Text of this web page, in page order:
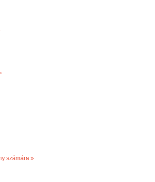
számára »